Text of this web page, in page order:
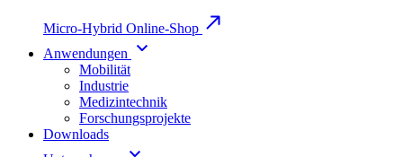
Micro-Hybrid Online-Shop
Anwendungen
Mobilität
Industrie
Medizintechnik
Forschungsprojekte
Downloads